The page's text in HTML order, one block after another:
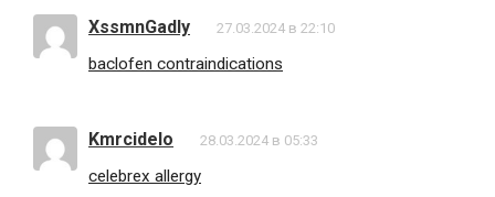
XssmnGadly 27.03.2024 в 22:10
baclofen contraindications
Kmrcidelo 28.03.2024 в 05:33
celebrex allergy